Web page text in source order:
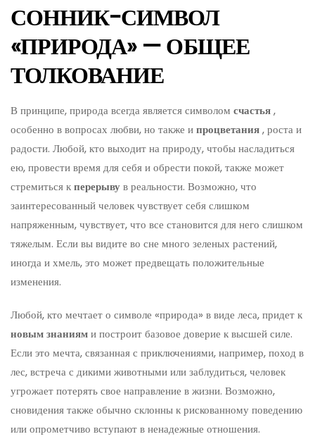
СОННИК-СИМВОЛ
«ПРИРОДА» — ОБЩЕЕ
ТОЛКОВАНИЕ
В принципе, природа всегда является символом счастья,
особенно в вопросах любви, но также ипроцветания, роста и
радости. Любой, кто выходит на природу, чтобы насладиться
ею, провести время для себя и обрести покой, также может
стремиться кперерывув реальности. Возможно, что
заинтересованный человек чувствует себя слишком
напряженным, чувствует, что все становится для него слишком
тяжелым. Если вы видите во сне много зеленых растений,
иногда и хмель, это может предвещать положительные
изменения.
Любой, кто мечтает о символе «природа» в виде леса, придет к
новым знаниями построит базовое доверие к высшей силе.
Если это мечта, связанная с приключениями, например, поход в
лес, встреча с дикими животными или заблудиться, человек
угрожает потерять свое направление в жизни. Возможно,
сновидения также обычно склонны к рискованному поведению
или опрометчиво вступают в ненадежные отношения.